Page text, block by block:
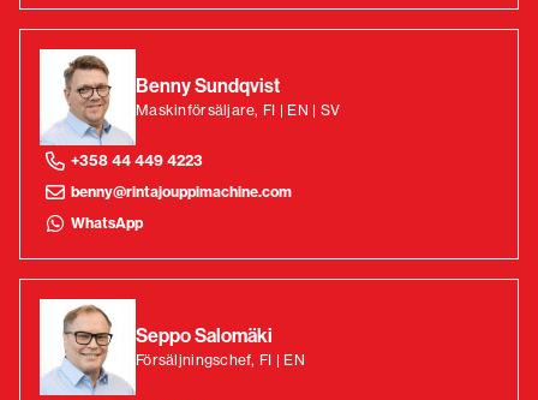
Benny Sundqvist
Maskinförsäljare, FI | EN | SV
+358 44 449 4223
benny@rintajouppimachine.com
WhatsApp
Seppo Salomäki
Försäljningschef, FI | EN